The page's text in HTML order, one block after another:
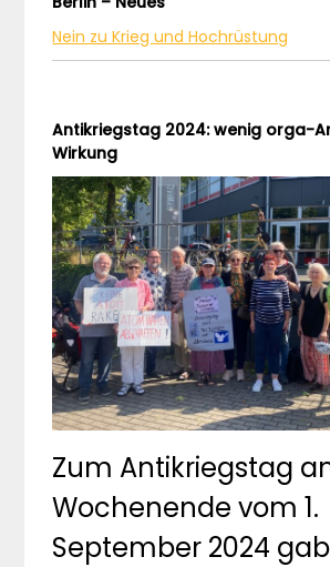
Nein zu Krieg und Hochrüstung
Antikriegstag 2024: wenig orga-
Wirkung
Zum Antikriegstag
Wochenende vom 1.
September 2024